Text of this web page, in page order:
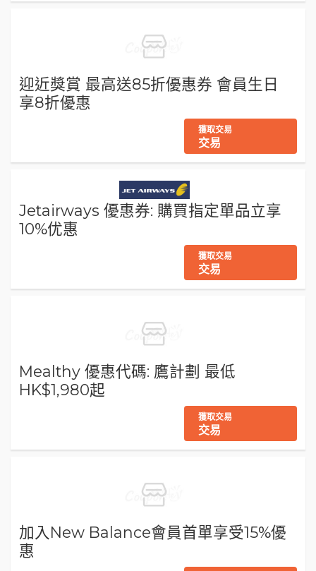
迎近獎賞 最高送85折優惠券 會員生日
享8折優惠
獲取交易
交易
Jetairways 優惠券: 購買指定單品立享
10%优惠
獲取交易
交易
Mealthy 優惠代碼: 鷹計劃 最低
HK$1,980起
獲取交易
交易
加入New Balance會員首單享受15%優
惠